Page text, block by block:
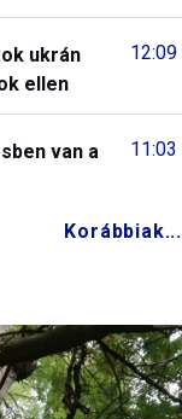
12:09
ukrán
ellen
11:03
van a
Korábbiak...